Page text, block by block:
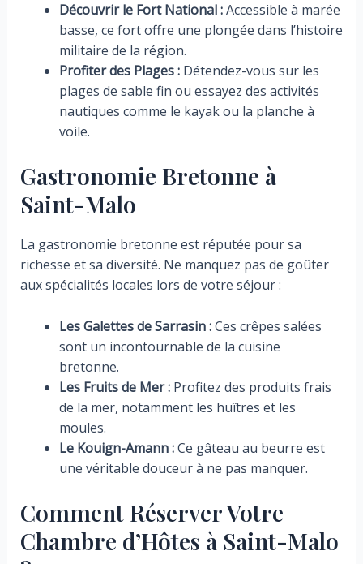
Découvrir le Fort National :Accessible à marée
basse, ce fort offre une plongée dans l’histoire
militaire de la région.
Profiter des Plages :Détendez-vous sur les
plages de sable fin ou essayez des activités
nautiques comme le kayak ou la planche à
voile.
Gastronomie Bretonne à
Saint-Malo
La gastronomie bretonne est réputée pour sa
richesse et sa diversité. Ne manquez pas de goûter
aux spécialités locales lors de votre séjour :
Les Galettes de Sarrasin :Ces crêpes salées
sont un incontournable de la cuisine
bretonne.
Les Fruits de Mer :Profitez des produits frais
de la mer, notamment les huîtres et les
moules.
Le Kouign-Amann :Ce gâteau au beurre est
une véritable douceur à ne pas manquer.
Comment Réserver Votre
Chambre d’Hôtes à Saint-Malo